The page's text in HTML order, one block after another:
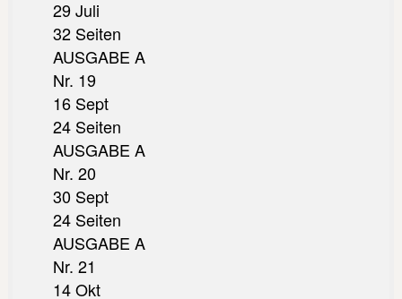
29 Juli
32 Seiten
AUSGABE A
Nr. 19
16 Sept
24 Seiten
AUSGABE A
Nr. 20
30 Sept
24 Seiten
AUSGABE A
Nr. 21
14 Okt